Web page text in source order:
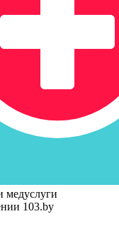
медуслуги
103.by